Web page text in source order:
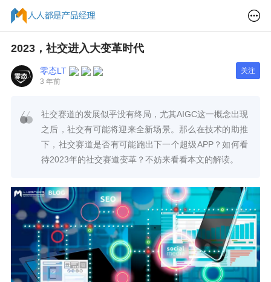
2023，社交进入大变革时代
零态LT
3 年前
关注
社交赛道的发展似乎没有终局，尤其AIGC这一概念出现
之后，社交有可能将迎来全新场景。那么在技术的助推
下，社交赛道是否有可能跑出下一个超级APP？如何看
待2023年的社交赛道变革？不妨来看看本文的解读。